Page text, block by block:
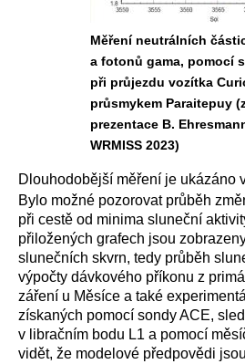
Měření neutrálních
a fotonů gama, pomocí
při průjezdu vozítka
průsmykem Paraitepuy
prezentace B.
WRMISS 2023)
Dlouhodobější měření je ukázáno
Bylo možné pozorovat průběh
při cestě od minima sluneční
přiložených grafech jsou
slunečních skvrn, tedy průběh
výpočty dávkového příkonu z
záření u Měsíce a také
získaných pomocí sondy ACE,
v libračním bodu L1 a pomocí
vidět, že modelové předpovědi